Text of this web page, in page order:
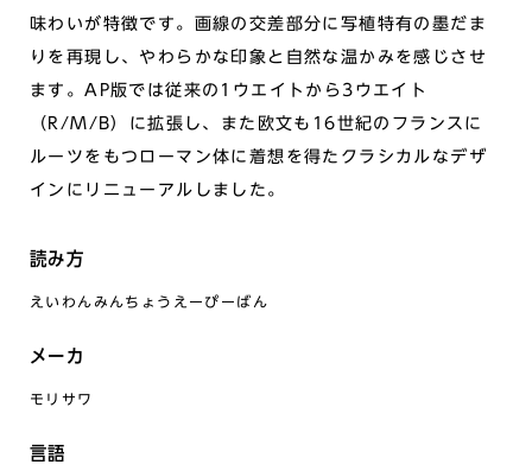
味わいが特徴です。画線の交差部分に写植特有の墨だま
りを再現し、やわらかな印象と自然な温かみを感じさせ
ます。AP版では従来の1ウエイトから3ウエイト
（R/M/B）に拡張し、また欧文も16世紀のフランスに
ルーツをもつローマン体に着想を得たクラシカルなデザ
インにリニューアルしました。
読み方
えいわんみんちょうえーぴーばん
メーカ
モリサワ
言語